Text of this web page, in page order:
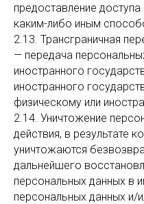
предоставление
каким-либо иным
2.13. Трансграничная
— передача
иностранного
иностранного
физическому или
2.14. Уничтожение
действия, в результате
уничтожаются
дальнейшего
персональных данных в
персональных данных и/